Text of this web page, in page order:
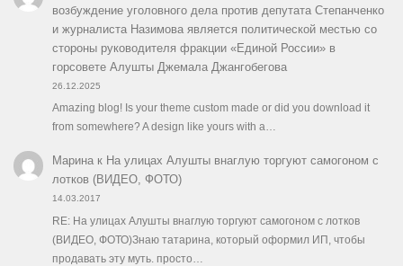
возбуждение уголовного дела против депутата Степанченко
и журналиста Назимова является политической местью со
стороны руководителя фракции «Единой России» в
горсовете Алушты Джемала Джангобегова
26.12.2025
Amazing blog! Is your theme custom made or did you download it
from somewhere? A design like yours with a…
Маринак На улицах Алушты внаглую торгуют самогоном с
лотков (ВИДЕО, ФОТО)
14.03.2017
RE: На улицах Алушты внаглую торгуют самогоном с лотков
(ВИДЕО, ФОТО)Знаю татарина, который оформил ИП, чтобы
продавать эту муть. просто…